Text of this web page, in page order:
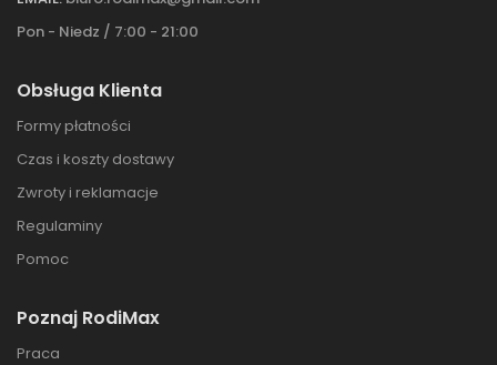
Pon - Niedz / 7:00 - 21:00
Obsługa Klienta
Formy płatności
Czas i koszty dostawy
Zwroty i reklamacje
Regulaminy
Pomoc
Poznaj RodiMax
Praca